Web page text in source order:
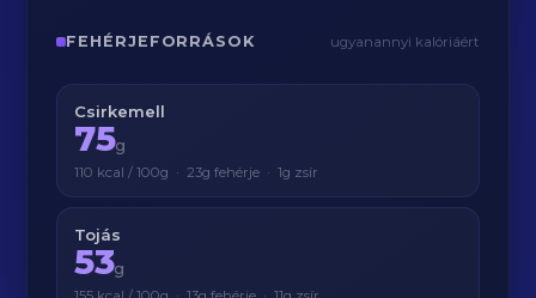
FEHÉRJEFORRÁSOK ugyanannyi kalóriáért
Csirkemell
75g
110 kcal / 100g · 23g fehérje · 1g zsír
Tojás
53g